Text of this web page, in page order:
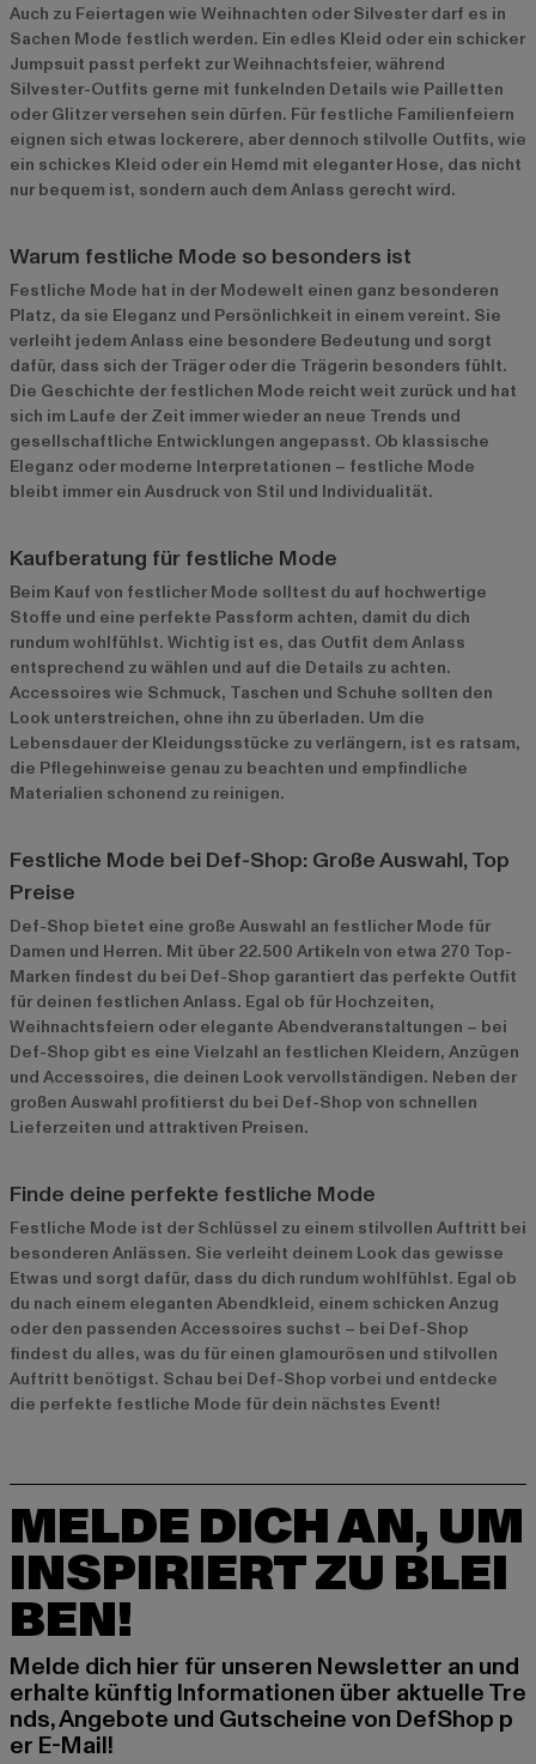
Auch zu Feiertagen wie Weihnachten oder Silvester darf es in
Sachen Mode festlich werden. Ein edles Kleid oder ein schicker
Jumpsuit passt perfekt zur Weihnachtsfeier, während
Silvester-Outfits gerne mit funkelnden Details wie Pailletten
oder Glitzer versehen sein dürfen. Für festliche Familienfeiern
eignen sich etwas lockerere, aber dennoch stilvolle Outfits, wie
ein schickes Kleid oder ein Hemd mit eleganter Hose, das nicht
nur bequem ist, sondern auch dem Anlass gerecht wird.
Warum festliche Mode so besonders ist
Festliche Mode hat in der Modewelt einen ganz besonderen
Platz, da sie Eleganz und Persönlichkeit in einem vereint. Sie
verleiht jedem Anlass eine besondere Bedeutung und sorgt
dafür, dass sich der Träger oder die Trägerin besonders fühlt.
Die Geschichte der festlichen Mode reicht weit zurück und hat
sich im Laufe der Zeit immer wieder an neue Trends und
gesellschaftliche Entwicklungen angepasst. Ob klassische
Eleganz oder moderne Interpretationen – festliche Mode
bleibt immer ein Ausdruck von Stil und Individualität.
Kaufberatung für festliche Mode
Beim Kauf von festlicher Mode solltest du auf hochwertige
Stoffe und eine perfekte Passform achten, damit du dich
rundum wohlfühlst. Wichtig ist es, das Outfit dem Anlass
entsprechend zu wählen und auf die Details zu achten.
Accessoires wie Schmuck, Taschen und Schuhe sollten den
Look unterstreichen, ohne ihn zu überladen. Um die
Lebensdauer der Kleidungsstücke zu verlängern, ist es ratsam,
die Pflegehinweise genau zu beachten und empfindliche
Materialien schonend zu reinigen.
Festliche Mode bei Def-Shop: Große Auswahl, Top
Preise
Def-Shop bietet eine große Auswahl an festlicher Mode für
Damen und Herren. Mit über 22.500 Artikeln von etwa 270 Top-
Marken findest du bei Def-Shop garantiert das perfekte Outfit
für deinen festlichen Anlass. Egal ob für Hochzeiten,
Weihnachtsfeiern oder elegante Abendveranstaltungen – bei
Def-Shop gibt es eine Vielzahl an festlichen Kleidern, Anzügen
und Accessoires, die deinen Look vervollständigen. Neben der
großen Auswahl profitierst du bei Def-Shop von schnellen
Lieferzeiten und attraktiven Preisen.
Finde deine perfekte festliche Mode
Festliche Mode ist der Schlüssel zu einem stilvollen Auftritt bei
besonderen Anlässen. Sie verleiht deinem Look das gewisse
Etwas und sorgt dafür, dass du dich rundum wohlfühlst. Egal ob
du nach einem eleganten Abendkleid, einem schicken Anzug
oder den passenden Accessoires suchst – bei Def-Shop
findest du alles, was du für einen glamourösen und stilvollen
Auftritt benötigst. Schau bei Def-Shop vorbei und entdecke
die perfekte festliche Mode für dein nächstes Event!
MELDE DICH AN, UM
INSPIRIERT ZU BLEI
BEN!
Melde dich hier für unseren Newsletter an und
erhalte künftig Informationen über aktuelle Tre
nds, Angebote und Gutscheine von DefShop p
er E-Mail!